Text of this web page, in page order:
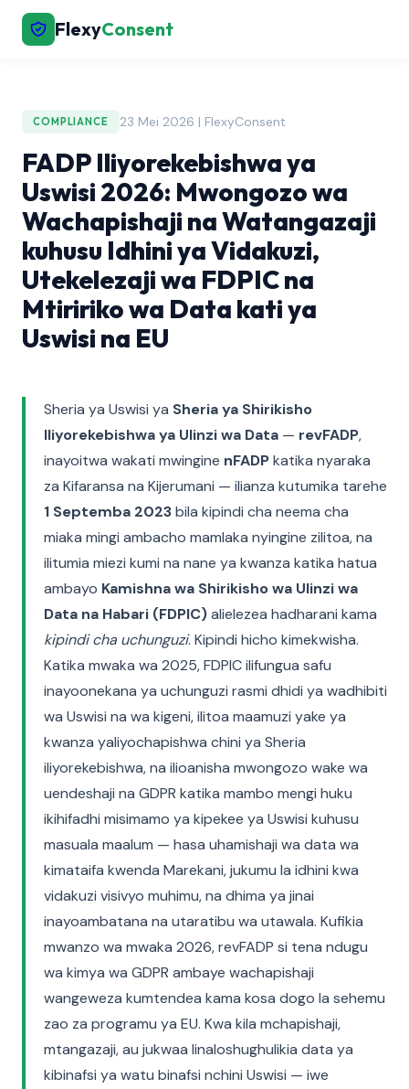
FlexyConsent
COMPLIANCE 23 Mei 2026 | FlexyConsent
FADP Iliyorekebishwa ya
Uswisi 2026: Mwongozo wa
Wachapishaji na Watangazaji
kuhusu Idhini ya Vidakuzi,
Utekelezaji wa FDPIC na
Mtiririko wa Data kati ya
Uswisi na EU
Sheria ya Uswisi ya Sheria ya Shirikisho
Iliyorekebishwa ya Ulinzi wa Data — revFADP,
inayoitwa wakati mwingine nFADPkatika nyaraka
za Kifaransa na Kijerumani — ilianza kutumika tarehe
1 Septemba 2023bila kipindi cha neema cha
miaka mingi ambacho mamlaka nyingine zilitoa, na
ilitumia miezi kumi na nane ya kwanza katika hatua
ambayo Kamishna wa Shirikisho wa Ulinzi wa
Data na Habari (FDPIC)alielezea hadharani kama
kipindi cha uchunguzi. Kipindi hicho kimekwisha.
Katika mwaka wa 2025, FDPIC ilifungua safu
inayoonekana ya uchunguzi rasmi dhidi ya wadhibiti
wa Uswisi na wa kigeni, ilitoa maamuzi yake ya
kwanza yaliyochapishwa chini ya Sheria
iliyorekebishwa, na ilioanisha mwongozo wake wa
uendeshaji na GDPR katika mambo mengi huku
ikihifadhi misimamo ya kipekee ya Uswisi kuhusu
masuala maalum — hasa uhamishaji wa data wa
kimataifa kwenda Marekani, jukumu la idhini kwa
vidakuzi visivyo muhimu, na dhima ya jinai
inayoambatana na utaratibu wa utawala. Kufikia
mwanzo wa mwaka 2026, revFADP si tena ndugu
wa kimya wa GDPR ambaye wachapishaji
wangeweza kumtendea kama kosa dogo la sehemu
zao za programu ya EU. Kwa kila mchapishaji,
mtangazaji, au jukwaa linaloshughulikia data ya
kibinafsi ya watu binafsi nchini Uswisi — iwe